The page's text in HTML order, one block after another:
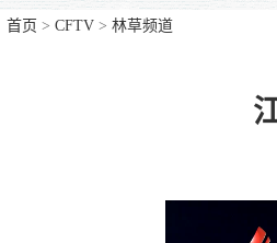
首页 > CFTV > 林草频道